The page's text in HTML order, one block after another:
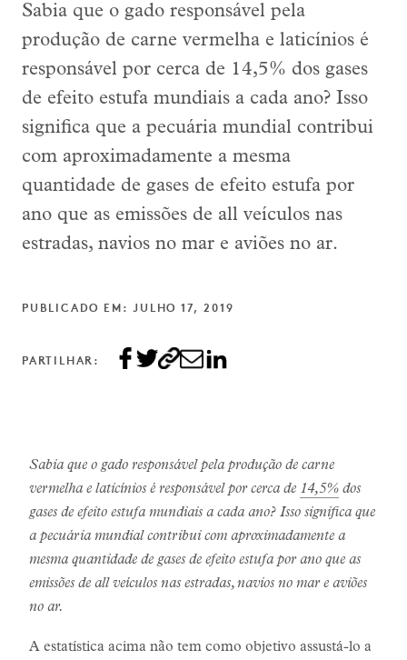
Sabia que o gado responsável pela
produção de carne vermelha e laticínios é
responsável por cerca de 14,5% dos gases
de efeito estufa mundiais a cada ano? Isso
significa que a pecuária mundial contribui
com aproximadamente a mesma
quantidade de gases de efeito estufa por
ano que as emissões de all veículos nas
estradas, navios no mar e aviões no ar.
PUBLICADO EM: JULHO 17, 2019
PARTILHAR:
Sabia que o gado responsável pela produção de carne
vermelha e laticínios é responsável por cerca de 14,5% dos
gases de efeito estufa mundiais a cada ano? Isso significa que
a pecuária mundial contribui com aproximadamente a
mesma quantidade de gases de efeito estufa por ano que as
emissões de all veículos nas estradas, navios no mar e aviões
no ar.
A estatística acima não tem como objetivo assustá-lo a